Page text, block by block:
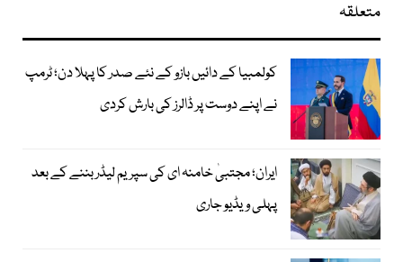
متعلقہ
کولمبیا کے دائیں بازو کے نئے صدر کا پہلا دن؛ ٹرمپ
نے اپنے دوست پر ڈالرز کی بارش کردی
ایران؛ مجتبیٰ خامنہ ای کی سپریم لیڈر بننے کے بعد
پہلی ویڈیو جاری